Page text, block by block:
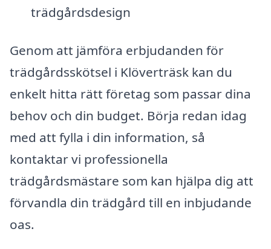
trädgårdsdesign
Genom att jämföra erbjudanden för
trädgårdsskötsel i Klöverträsk kan du
enkelt hitta rätt företag som passar dina
behov och din budget. Börja redan idag
med att fylla i din information, så
kontaktar vi professionella
trädgårdsmästare som kan hjälpa dig att
förvandla din trädgård till en inbjudande
oas.